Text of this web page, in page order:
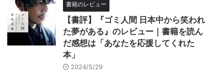
書籍のレビュー
【書評】『ゴミ人間 日本中から笑われ
た夢がある』のレビュー｜書籍を読ん
だ感想は「あなたを応援してくれた
本」
2024/5/29